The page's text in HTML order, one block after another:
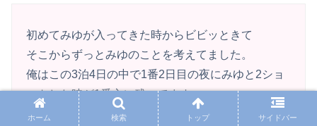
初めてみゆが入ってきた時からビビッときて
そこからずっとみゆのことを考えてました。
俺はこの3泊4日の中で1番2日目の夜にみゆと2ショ
ットした時が1番心に残ってます。
これからたくさん楽しい思い出を作っていきたいな
ホーム 検索 トップ サイドバー